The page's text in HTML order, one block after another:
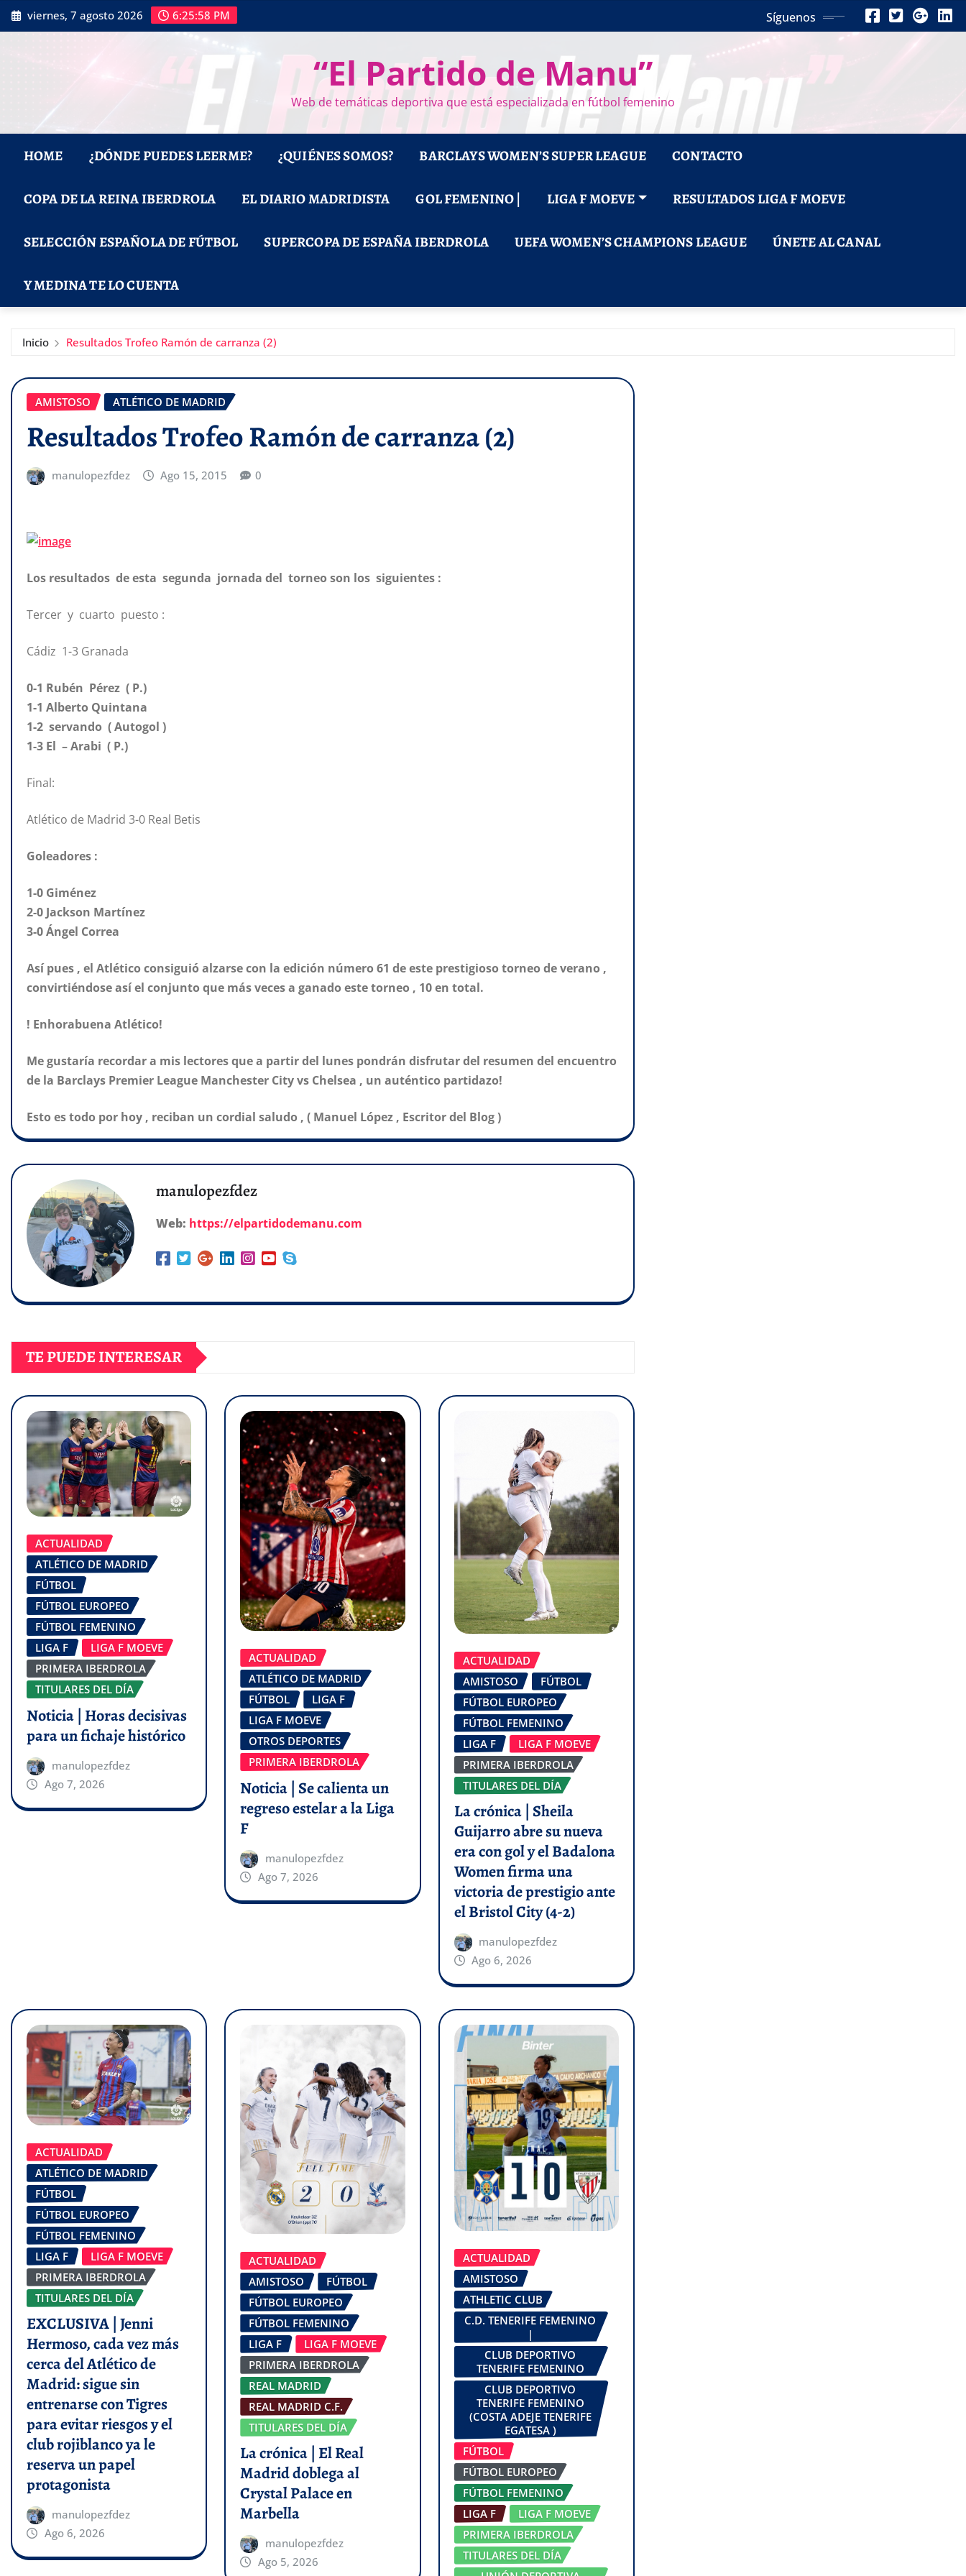
Saltar
al
viernes, 7 agosto 2026 6:25:59 PM Síguenos
“El Partido de Manu”
Web de temáticas deportiva que está especializada en fútbol femenino
HOME ¿DÓNDE PUEDES LEERME? ¿QUIÉNES SOMOS? BARCLAYS WOMEN’S SUPER LEAGUE CONTACTO
COPA DE LA REINA IBERDROLA EL DIARIO MADRIDISTA GOL FEMENINO | LIGA F MOEVE RESULTADOS LIGA F MOEVE
SELECCIÓN ESPAÑOLA DE FÚTBOL SUPERCOPA DE ESPAÑA IBERDROLA UEFA WOMEN’S CHAMPIONS LEAGUE ÚNETE AL CANAL
Y MEDINA TE LO CUENTA
Inicio Resultados Trofeo Ramón de carranza (2)
AMISTOSO ATLÉTICO DE MADRID
Resultados Trofeo Ramón de carranza (2)
manulopezfdez Ago 15, 2015 0
Los resultados de esta segunda jornada del torneo son los siguientes :
Tercer y cuarto puesto :
Cádiz 1-3 Granada
0-1 Rubén Pérez ( P.)
1-1 Alberto Quintana
1-2 servando ( Autogol )
1-3 El – Arabi ( P.)
Final:
Atlético de Madrid 3-0 Real Betis
Goleadores :
1-0 Giménez
2-0 Jackson Martínez
3-0 Ángel Correa
Así pues , el Atlético consiguió alzarse con la edición número 61 de este prestigioso torneo de verano ,
convirtiéndose así el conjunto que más veces a ganado este torneo , 10 en total.
! Enhorabuena Atlético!
Me gustaría recordar a mis lectores que a partir del lunes pondrán disfrutar del resumen del encuentro
de la Barclays Premier League Manchester City vs Chelsea , un auténtico partidazo!
Esto es todo por hoy , reciban un cordial saludo , ( Manuel López , Escritor del Blog )
manulopezfdez
Web: https://elpartidodemanu.com
TE PUEDE INTERESAR
ACTUALIDAD
ATLÉTICO DE MADRID
FÚTBOL
FÚTBOL EUROPEO
FÚTBOL FEMENINO
LIGA F
LIGA F MOEVE
PRIMERA IBERDROLA
TITULARES DEL DÍA
Noticia | Horas decisivas
para un fichaje histórico
manulopezfdez
Ago 7, 2026
ACTUALIDAD
ATLÉTICO DE MADRID
FÚTBOL
LIGA F
LIGA F MOEVE
OTROS DEPORTES
PRIMERA IBERDROLA
Noticia | Se calienta un
regreso estelar a la Liga
F
manulopezfdez
Ago 7, 2026
ACTUALIDAD
AMISTOSO
FÚTBOL
FÚTBOL EUROPEO
FÚTBOL FEMENINO
LIGA F
LIGA F MOEVE
PRIMERA IBERDROLA
TITULARES DEL DÍA
La crónica | Sheila
Guijarro abre su nueva
era con gol y el Badalona
Women firma una
victoria de prestigio ante
el Bristol City (4-2)
manulopezfdez
Ago 6, 2026
ACTUALIDAD
ATLÉTICO DE MADRID
FÚTBOL
FÚTBOL EUROPEO
FÚTBOL FEMENINO
LIGA F
LIGA F MOEVE
PRIMERA IBERDROLA
TITULARES DEL DÍA
EXCLUSIVA | Jenni
Hermoso, cada vez más
cerca del Atlético de
Madrid: sigue sin
entrenarse con Tigres
para evitar riesgos y el
club rojiblanco ya le
reserva un papel
protagonista
manulopezfdez
Ago 6, 2026
ACTUALIDAD
AMISTOSO
FÚTBOL
FÚTBOL EUROPEO
FÚTBOL FEMENINO
LIGA F
LIGA F MOEVE
PRIMERA IBERDROLA
REAL MADRID
REAL MADRID C.F.
TITULARES DEL DÍA
La crónica | El Real
Madrid doblega al
Crystal Palace en
Marbella
manulopezfdez
Ago 5, 2026
ACTUALIDAD
AMISTOSO
ATHLETIC CLUB
C.D. TENERIFE FEMENINO
|
CLUB DEPORTIVO
TENERIFE FEMENINO
CLUB DEPORTIVO
TENERIFE FEMENINO
(COSTA ADEJE TENERIFE
EGATESA )
FÚTBOL
FÚTBOL EUROPEO
FÚTBOL FEMENINO
LIGA F
LIGA F MOEVE
PRIMERA IBERDROLA
TITULARES DEL DÍA